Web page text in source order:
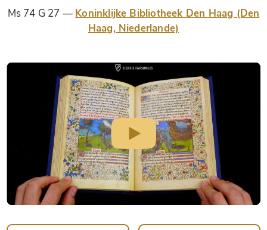
Ms 74 G 27
Koninklijke Bibliotheek Den Haag (Den
Haag, Niederlande)